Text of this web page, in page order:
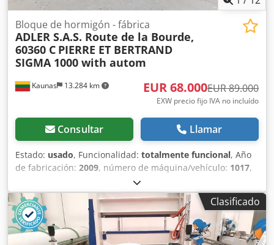
Kaunas 13.284 km
Bloque de hormigón - fábrica
ADLER S.A.S. Route de la Bourde,
60360 C PIERRE ET BERTRAND
SIGMA 1000 with autom
EUR 68.000EUR 89.000
EXW precio fijo IVA no incluído
Consultar Llamar
Estado: usado, Funcionalidad: totalmente funcional, Año
de fabricación: 2009, número de máquina/vehículo: 1017,
Línea de producción usada para bloques de hormigón (y
arcilla expandida). La línea se utilizaba para producir
bloques de hormigón utilizando arcilla expandida. Desde
2023-08, la línea ya no está en funcionamiento, se ha
conservado. Línea de bloques en orden: - 2 pcs. silos
Clasificado